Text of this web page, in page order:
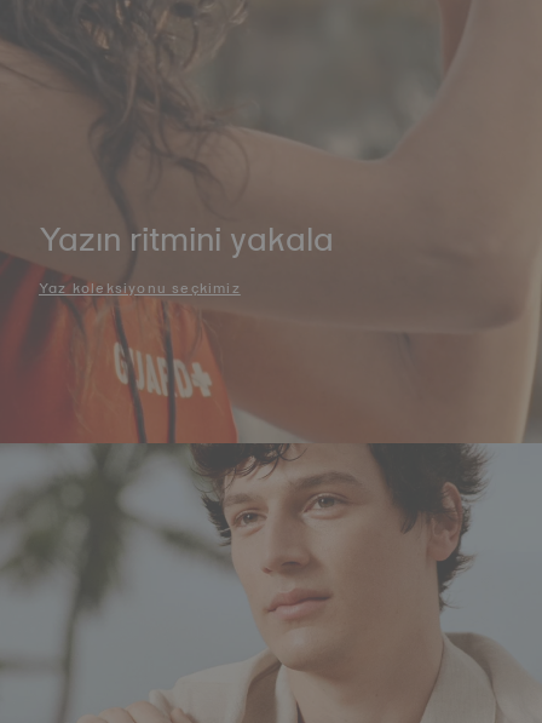
Yazın ritmini yakala
Yaz koleksiyonu seçkimiz